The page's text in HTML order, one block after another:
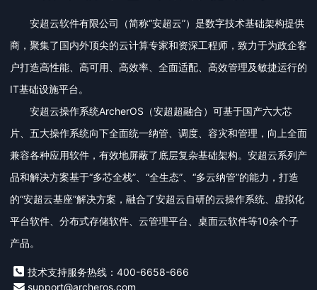
安超云软件有限公司（简称“安超云”）是数字技术基础架构提供
商，聚集了国内外顶尖的云计算专家和资深工程师，致力于为政企客
户打造高性能、高可用、高效率、全面适配、高效管理及敏捷运行的
IT基础设施平台。
安超云操作系统ArcherOS（安超超融合）可基于国产六大芯
片、五大操作系统向下全面统一纳管、调度、容灾和管理，向上全面
兼容各种应用软件，有效地屏蔽了底层复杂基础架构。安超云系列产
品和解决方案基于“多芯全栈”、“全生态”、“多云纳管”的能力，打造
的“安超云基座”解决方案，融合了安超云自研的云操作系统、虚拟化
平台软件、分布式存储软件、云管理平台、桌面云软件等10余个子
产品。
技术支持服务热线：400-6658-666
support@archeros.com